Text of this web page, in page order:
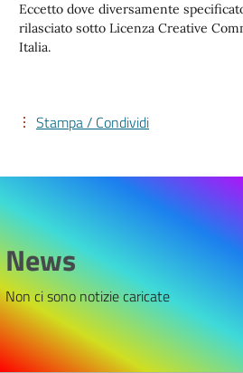
Eccetto dove diversamente
rilasciato sotto Licenza Creative
Italia.
Stampa / Condividi
News
Non ci sono notizie caricate